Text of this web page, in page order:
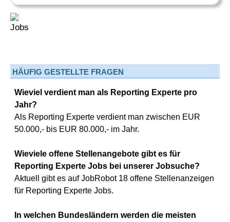
HÄUFIG GESTELLTE FRAGEN
Wieviel verdient man als Reporting Experte pro
Jahr?
Als Reporting Experte verdient man zwischen EUR
50.000,- bis EUR 80.000,- im Jahr.
Wieviele offene Stellenangebote gibt es für
Reporting Experte Jobs bei unserer Jobsuche?
Aktuell gibt es auf JobRobot 18 offene Stellenanzeigen
für Reporting Experte Jobs.
In welchen Bundesländern werden die meisten